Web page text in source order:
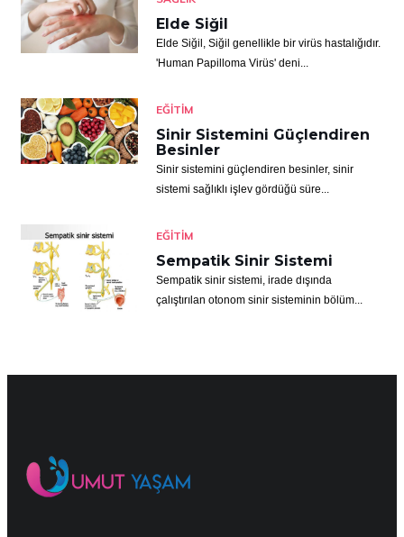
Elde Siğil
Elde Siğil, Siğil genellikle bir virüs hastalığıdır.
'Human Papilloma Virüs' deni...
EĞITIM
Sinir Sistemini Güçlendiren
Besinler
Sinir sistemini güçlendiren besinler, sinir
sistemi sağlıklı işlev gördüğü süre...
EĞITIM
Sempatik Sinir Sistemi
Sempatik sinir sistemi, irade dışında
çalıştırılan otonom sinir sisteminin bölüm...